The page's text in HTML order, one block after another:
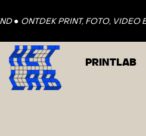
FOTO, VIDEO EN SOUND ●
PRINTLAB